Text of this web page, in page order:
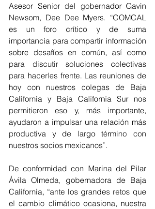
Asesor Senior del gobernador Gavin
Newsom, Dee Dee Myers. “COMCAL
es un foro crítico y de suma
importancia para compartir información
sobre desafíos en común, así como
para discutir soluciones colectivas
para hacerles frente. Las reuniones de
hoy con nuestros colegas de Baja
California y Baja California Sur nos
permitieron eso y, más importante,
ayudaron a impulsar una relación más
productiva y de largo término con
nuestros socios mexicanos”.
De conformidad con Marina del Pilar
Ávila Olmeda, gobernadora de Baja
California, “ante los grandes retos que
el cambio climático ocasiona, nuestra